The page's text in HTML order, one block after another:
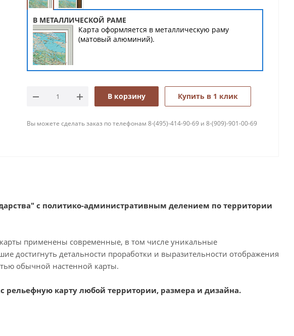
В МЕТАЛЛИЧЕСКОЙ РАМЕ
Карта оформляется в металлическую раму
(матовый алюминий).
В корзину Купить в 1 клик
Вы можете сделать заказ по телефонам 8-(495)-414-90-69 и 8-(909)-901-00-69
с политико-административным делением по территории
применены современные, в том числе уникальные
достигнуть детальности проработки и выразительности отображения
обычной настенной карты.
рельефную карту любой территории, размера и дизайна.